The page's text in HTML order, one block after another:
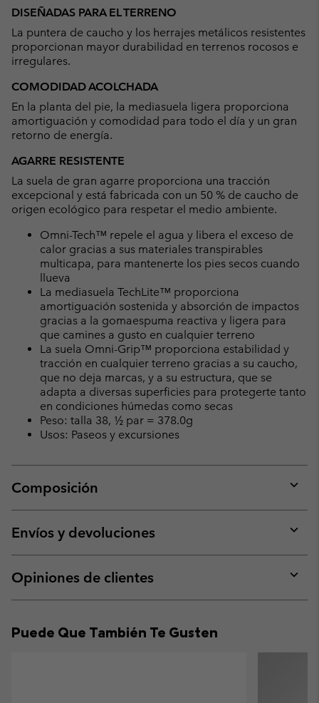
DISEÑADAS PARA EL TERRENO
La puntera de caucho y los herrajes metálicos resistentes
proporcionan mayor durabilidad en terrenos rocosos e
irregulares.
COMODIDAD ACOLCHADA
En la planta del pie, la mediasuela ligera proporciona
amortiguación y comodidad para todo el día y un gran
retorno de energía.
AGARRE RESISTENTE
La suela de gran agarre proporciona una tracción
excepcional y está fabricada con un 50 % de caucho de
origen ecológico para respetar el medio ambiente.
Omni-Tech™ repele el agua y libera el exceso de
calor gracias a sus materiales transpirables
multicapa, para mantenerte los pies secos cuando
llueva
La mediasuela TechLite™ proporciona
amortiguación sostenida y absorción de impactos
gracias a la gomaespuma reactiva y ligera para
que camines a gusto en cualquier terreno
La suela Omni-Grip™ proporciona estabilidad y
tracción en cualquier terreno gracias a su caucho,
que no deja marcas, y a su estructura, que se
adapta a diversas superficies para protegerte tanto
en condiciones húmedas como secas
Peso: talla 38, ½ par = 378.0g
Usos: Paseos y excursiones
Composición
or
Envíos y devoluciones
or
Opiniones de clientes
or
Puede Que También Te Gusten